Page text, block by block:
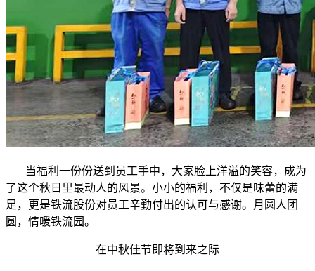
当福利一份份送到员工手中，大家脸上洋溢的笑容，成为
了这个秋日里最动人的风景。小小的福利，不仅是味蕾的满
足，更是铁流股份对员工辛勤付出的认可与感谢。月圆人团
圆，情暖铁流园。
在中秋佳节即将到来之际